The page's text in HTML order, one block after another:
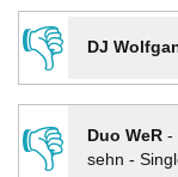
👎
DJ
👎
Duo WeR-
sehn -